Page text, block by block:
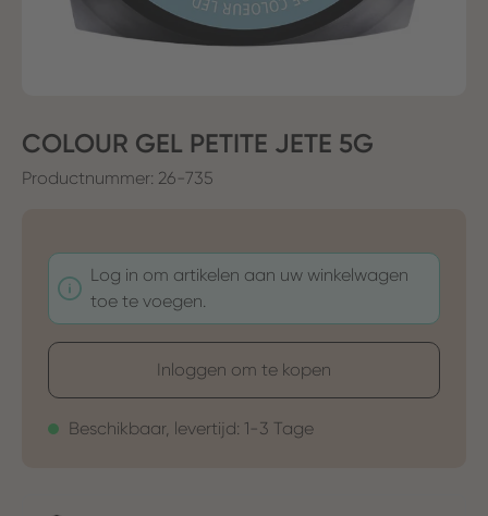
COLOUR GEL PETITE JETE 5G
Productnummer: 26-735
Log in om artikelen aan uw winkelwagen
toe te voegen.
Inloggen om te kopen
Beschikbaar, levertijd: 1-3 Tage